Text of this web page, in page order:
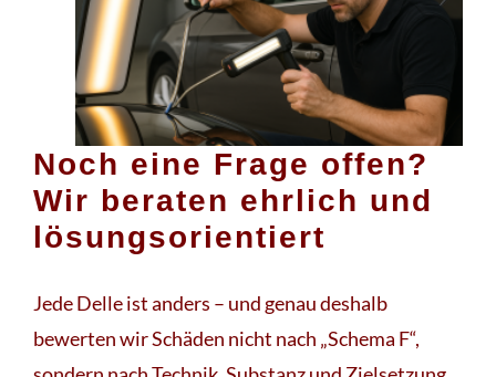
Noch eine Frage offen?
Wir beraten ehrlich und
lösungsorientiert
Jede Delle ist anders – und genau deshalb
bewerten wir Schäden nicht nach „Schema F“,